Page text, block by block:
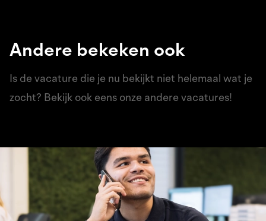
Andere bekeken ook
Is de vacature die je nu bekijkt niet helemaal wat je
zocht? Bekijk ook eens onze andere vacatures!